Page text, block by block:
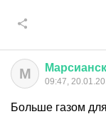
М 09:47,
Больше газом